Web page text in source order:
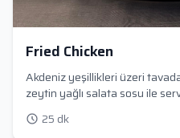
Fried Chicken
Akdeniz yeşillikleri üzeri
zeytin yağlı salata sosu ile
25 dk